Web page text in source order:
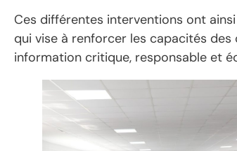
Ces différentes interventions ont
qui vise à renforcer les capacités
information critique, responsable et